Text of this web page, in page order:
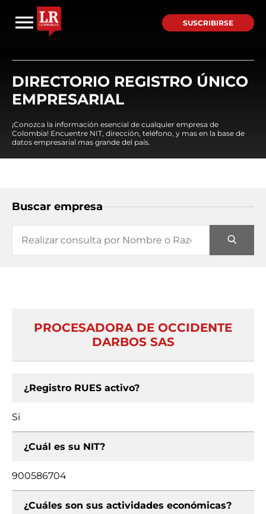
SUSCRIBIRSE
DIRECTORIO REGISTRO ÚNICO
EMPRESARIAL
¡Conozca la información esencial de cualquier empresa de
Colombia! Encuentre NIT, dirección, teléfono, y mas en la base de
datos empresarial mas grande del país.
Buscar empresa
PROCESADORA DE OCCIDENTE
DARBOS SAS
¿Registro RUES activo?
Si
¿Cuál es su NIT?
900586704
¿Cuáles son sus actividades económicas?